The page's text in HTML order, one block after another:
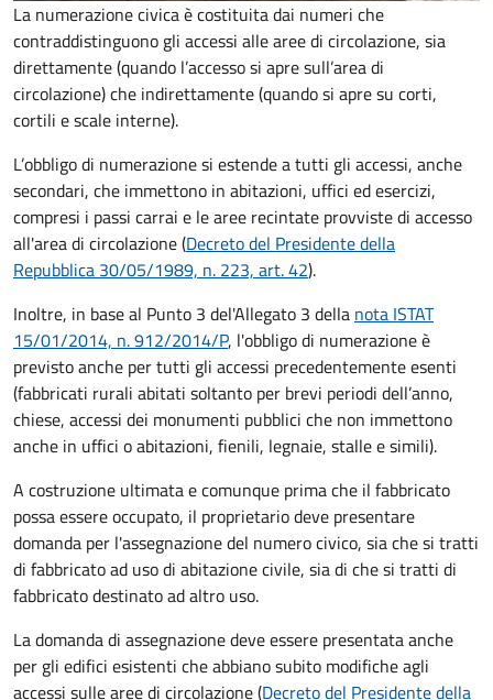
La numerazione civica è costituita dai numeri che
contraddistinguono gli accessi alle aree di circolazione, sia
direttamente (quando l’accesso si apre sull’area di
circolazione) che indirettamente (quando si apre su corti,
cortili e scale interne).
L’obbligo di numerazione si estende a tutti gli accessi, anche
secondari, che immettono in abitazioni, uffici ed esercizi,
compresi i passi carrai e le aree recintate provviste di accesso
all'area di circolazione (Decreto del Presidente della
Repubblica 30/05/1989, n. 223, art. 42).
Inoltre, in base al Punto 3 del'Allegato 3 della nota ISTAT
15/01/2014, n. 912/2014/P, l'obbligo di numerazione è
previsto anche per tutti gli accessi precedentemente esenti
(fabbricati rurali abitati soltanto per brevi periodi dell’anno,
chiese, accessi dei monumenti pubblici che non immettono
anche in uffici o abitazioni, fienili, legnaie, stalle e simili).
A costruzione ultimata e comunque prima che il fabbricato
possa essere occupato, il proprietario deve presentare
domanda per l'assegnazione del numero civico, sia che si tratti
di fabbricato ad uso di abitazione civile, sia di che si tratti di
fabbricato destinato ad altro uso.
La domanda di assegnazione deve essere presentata anche
per gli edifici esistenti che abbiano subito modifiche agli
accessi sulle aree di circolazione (Decreto del Presidente della